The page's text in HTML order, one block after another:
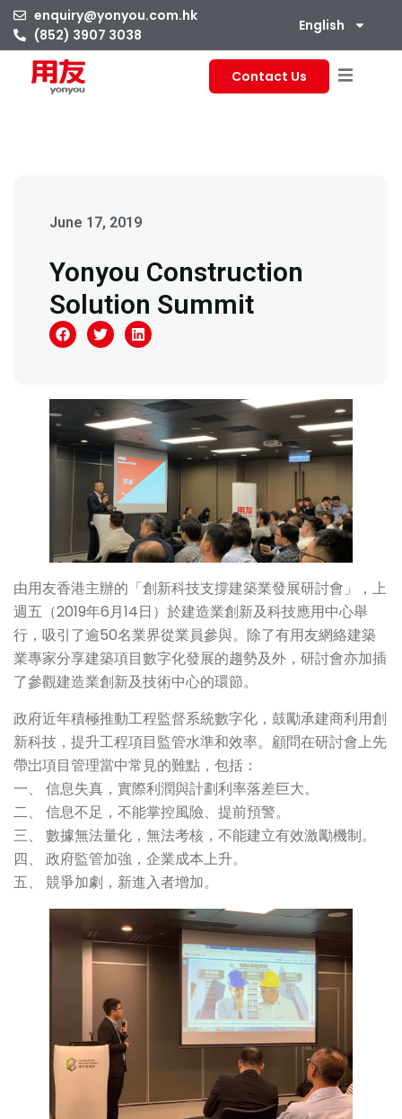
enquiry@yonyou.com.hk
(852) 3907 3038
English
Contact Us
June 17, 2019
Yonyou Construction
Solution Summit
由用友香港主辦的「創新科技支撐建築業發展研討會」，上
週五（2019年6月14日）於建造業創新及科技應用中心舉
行，吸引了逾50名業界從業員參與。除了有用友網絡建築
業專家分享建築項目數字化發展的趨勢及外，研討會亦加插
了參觀建造業創新及技術中心的環節。
政府近年積極推動工程監督系統數字化，鼓勵承建商利用創
新科技，提升工程項目監管水準和效率。顧問在研討會上先
帶岀項目管理當中常見的難點，包括：
一、 信息失真，實際利潤與計劃利率落差巨大。
二、 信息不足，不能掌控風險、提前預警。
三、 數據無法量化，無法考核，不能建立有效激勵機制。
四、 政府監管加強，企業成本上升。
五、 競爭加劇，新進入者增加。